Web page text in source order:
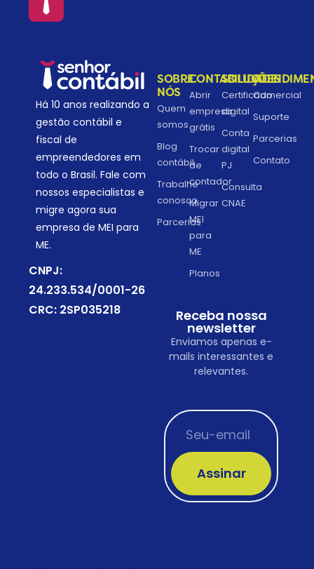
Há 10 anos realizando a
gestão contábil e
fiscal de
empreendedores em
todo o Brasil. Fale com
nossos especialistas e
migre agora sua
empresa de MEI para
ME.
CNPJ:
24.233.534/0001-26
CRC: 2SP035218
SOBRE
NÓS
Quem
somos
Blog
contábil
Trabalhe
conosco
Parcerias
CONTABILIDADE
Abrir
empresa
grátis
Trocar
de
contador
Migrar
MEI
para
ME
Planos
SOLUÇÕES
Certificado
digital
Conta
digital
PJ
Consulta
CNAE
Comercial
Suporte
Parcerias
Contato
Receba nossa
newsletter
Enviamos apenas e-
mails interessantes e
relevantes.
Assinar